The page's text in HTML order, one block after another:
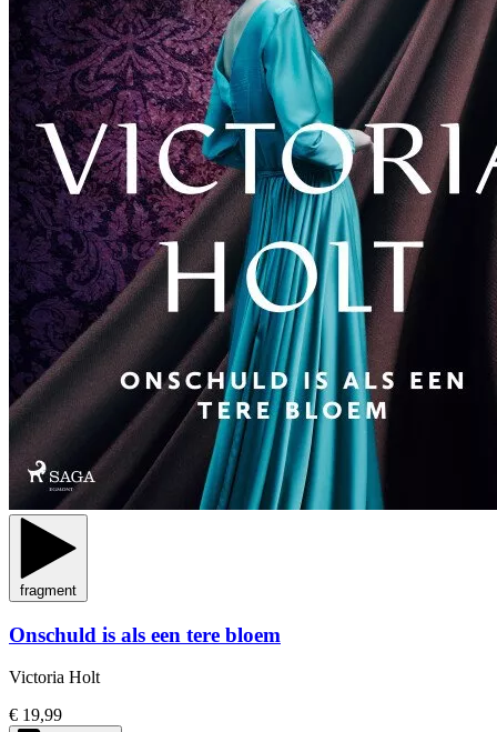
fragment
Onschuld is als een tere bloem
Victoria Holt
€ 19,99